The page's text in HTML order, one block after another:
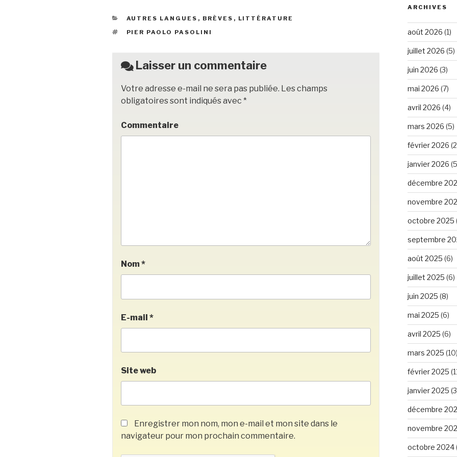
e
b
o
k
er
k
et
g
er
CATÉGORIES
AUTRES LANGUES , BRÈVES , LITTÉRATURE
ÉTIQUETTES
PIER PAOLO PASOLINI
Laisser un commentaire
Votre adresse e-mail ne sera pas publiée. Les champs
obligatoires sont indiqués avec *
Commentaire
Nom*
E-mail *
Site web
Enregistrer mon nom, mon e-mail et mon site dans le
navigateur pour mon prochain commentaire.
ARCHIVES
août 2026 (1)
juillet 2026 (5)
juin 2026 (3)
mai 2026 (7)
avril 2026 (4)
mars 2026 (5)
février 2026
janvier 2026
décembre
novembre
octobre 2025
septembre
août 2025 (6)
juillet 2025 (6)
juin 2025 (8)
mai 2025 (6)
avril 2025 (6)
mars 2025 (10)
février 2025
janvier 2025
décembre
novembre
octobre 2024